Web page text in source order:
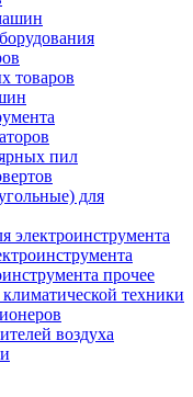
товаров
пил
для
электроинструмента
прочее
техники
воздуха